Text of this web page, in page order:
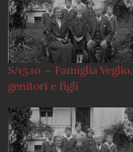
S/15.10 – Famiglia Veglio,
genitori e figli